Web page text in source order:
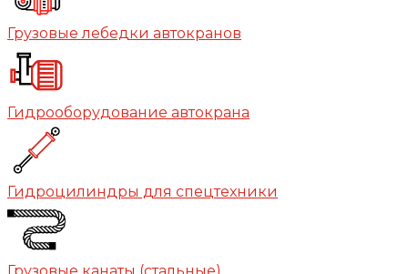
Грузовые лебедки автокранов
Гидрооборудование автокрана
Гидроцилиндры для спецтехники
Грузовые канаты (стальные)